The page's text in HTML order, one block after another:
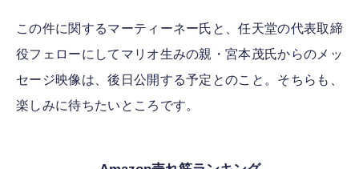
この件に関するマーティーネー氏と、任天堂の代表取締
役フェローにしてマリオ生みの親・宮本茂氏からのメッ
セージ映像は、後日公開する予定とのこと。そちらも、
楽しみに待ちたいところです。